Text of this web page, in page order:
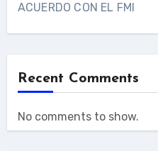
ACUERDO CON EL FMI
Recent Comments
No comments to show.